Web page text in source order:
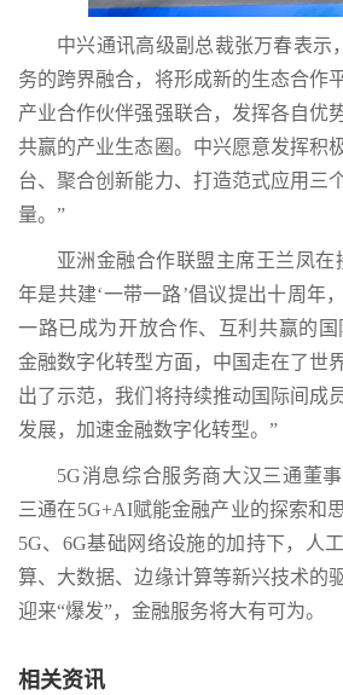
中兴通讯高级副总裁张万春表示
务的跨界融合，将形成新的生态合作
产业合作伙伴强强联合，发挥各自优
共赢的产业生态圈。中兴愿意发挥积
台、聚合创新能力、打造范式应用三
量。”
亚洲金融合作联盟主席王兰凤在
年是共建‘一带一路’倡议提出十周年
一路已成为开放合作、互利共赢的国
金融数字化转型方面，中国走在了世
出了示范，我们将持续推动国际间成
发展，加速金融数字化转型。”
5G消息综合服务商大汉三通董
三通在5G+AI赋能金融产业的探索和
5G、6G基础网络设施的加持下，人
算、大数据、边缘计算等新兴技术的
迎来“爆发”，金融服务将大有可为。
相关资讯